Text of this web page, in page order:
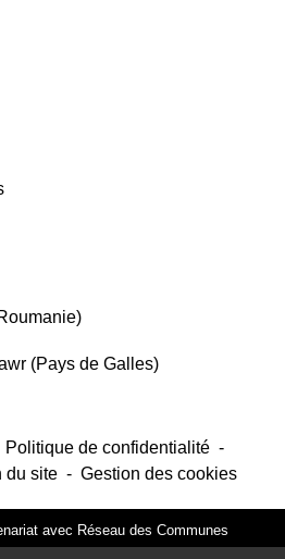
(Pays de Galles)
Politique de confidentialité -
du site - Gestion des cookies
avec Réseau des Communes